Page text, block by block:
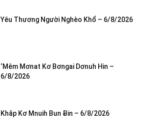
Yêu Thương Người Nghèo Khổ – 6/8/2026
‘Mêm Mơnat Kơ Bơngai Dơnuh Hin –
6/8/2026
Khăp Kơ Mnuih Bun Ƀin – 6/8/2026